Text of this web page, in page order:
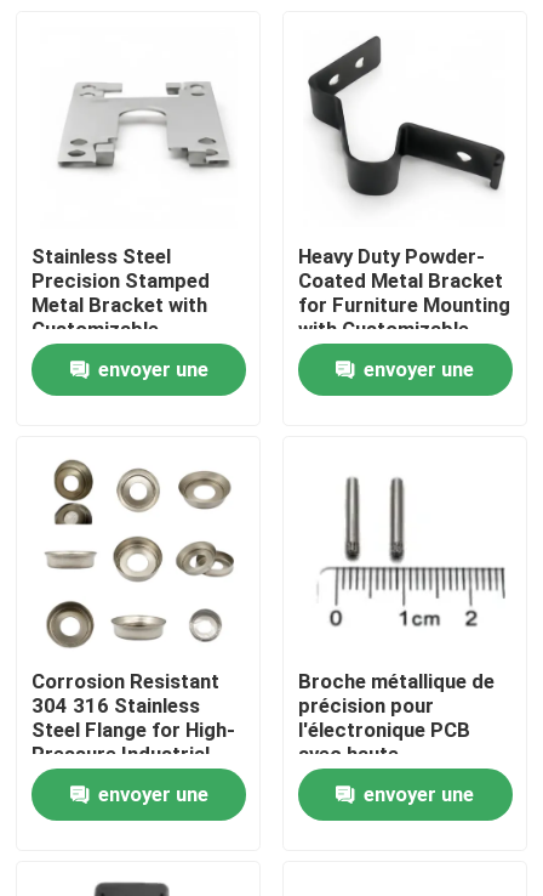
Produits
Vidéos
Au sujet de nous
Visite d'usine
Contrôle de qualité
Contactez-nous
Nouvelles
Stainless Steel
Precision Stamped
Metal Bracket with
Customizable
Dimensions for
Hardware Connector
envoyer une
Heavy Duty Powder-
Coated Metal Bracket
for Furniture Mounting
with Customizable
Options
envoyer une
Corrosion Resistant
304 316 Stainless
Steel Flange for High-
Pressure Industrial
Pipeline Systems
envoyer une
Broche métallique de
précision pour
l'électronique PCB
avec haute
conductivité et
diamètre de 0,2 mm en
géométrie
envoyer une